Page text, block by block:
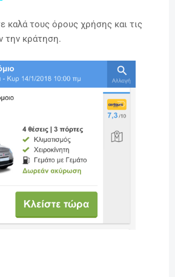
καλά τους όρους χρήσης και τις
την κράτηση.